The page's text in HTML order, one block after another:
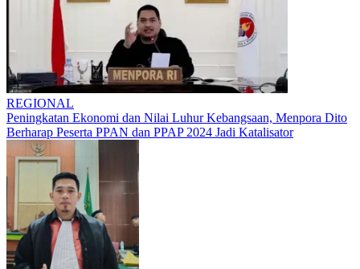
REGIONAL
Peningkatan Ekonomi dan Nilai Luhur Kebangsaan, Menpora Dito
Berharap Peserta PPAN dan PPAP 2024 Jadi Katalisator